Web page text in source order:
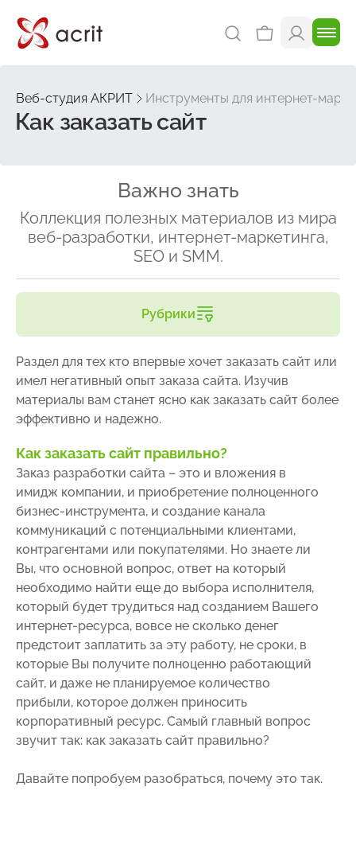
Веб-студия АКРИТ Инструменты для интернет-
Как заказать сайт
Важно знать
Коллекция полезных материалов из мира
веб-разработки, интернет-маркетинга,
SEO и SMM.
Рубрики
Раздел для тех кто впервые хочет заказать сайт или
имел негативный опыт заказа сайта. Изучив
материалы вам станет ясно как заказать сайт более
эффективно и надежно.
Как заказать сайт правильно?
Заказ разработки сайта – это и вложения в
имидж компании, и приобретение полноценного
бизнес-инструмента, и создание канала
коммуникаций с потенциальными клиентами,
контрагентами или покупателями. Но знаете ли
Вы, что основной вопрос, ответ на который
необходимо найти еще до выбора исполнителя,
который будет трудиться над созданием Вашего
интернет-ресурса, вовсе не сколько денег
предстоит заплатить за эту работу, не сроки, в
которые Вы получите полноценно работающий
сайт, и даже не планируемое количество
прибыли, которое должен приносить
корпоративный ресурс. Самый главный вопрос
звучит так: как заказать сайт правильно?
Давайте попробуем разобраться, почему это так.